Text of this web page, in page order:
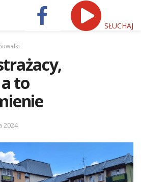
SŁUCHAJ
Suwałki
to
2024